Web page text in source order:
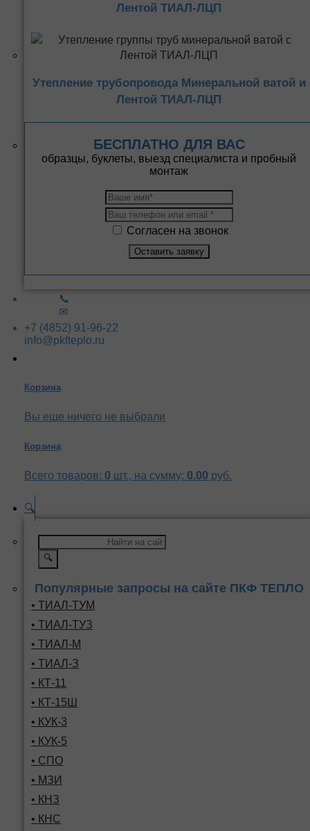
Лентой ТИАЛ-ЛЦП
Утепление трубопровода Минеральной ватой и
Лентой ТИАЛ-ЛЦП
БЕСПЛАТНО ДЛЯ ВАС
образцы, буклеты, выезд специалиста и пробный
монтаж
Согласен на звонок
📞
✉
+7 (4852) 91-96-22
info@pkfteplo.ru
Корзина
Вы еще ничего не выбрали
Корзина
Всего товаров: 0 шт., на сумму: 0.00 руб.
🔍
🔍
Популярные запросы на сайте ПКФ ТЕПЛО
• ТИАЛ-ТУМ
• ТИАЛ-ТУЗ
• ТИАЛ-М
• ТИАЛ-З
• КТ-11
• КТ-15Ш
• КУК-3
• КУК-5
• СПО
• МЗИ
• КНЗ
• КНС